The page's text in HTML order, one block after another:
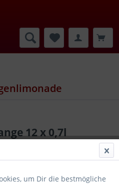
12 x 0,7l
um Dir die bestmögliche